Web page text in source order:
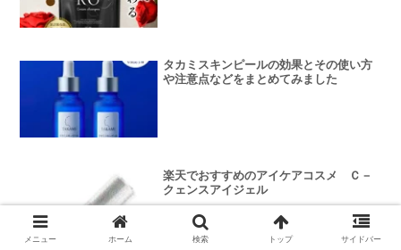
タカミスキンピールの効果とその使い方
や注意点などをまとめてみました
楽天でおすすめのアイケアコスメ Ｃ－
クェンスアイジェル
メニュー ホーム 検索 トップ サイドバー